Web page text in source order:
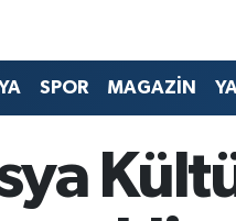
SPOR MAGAZİN